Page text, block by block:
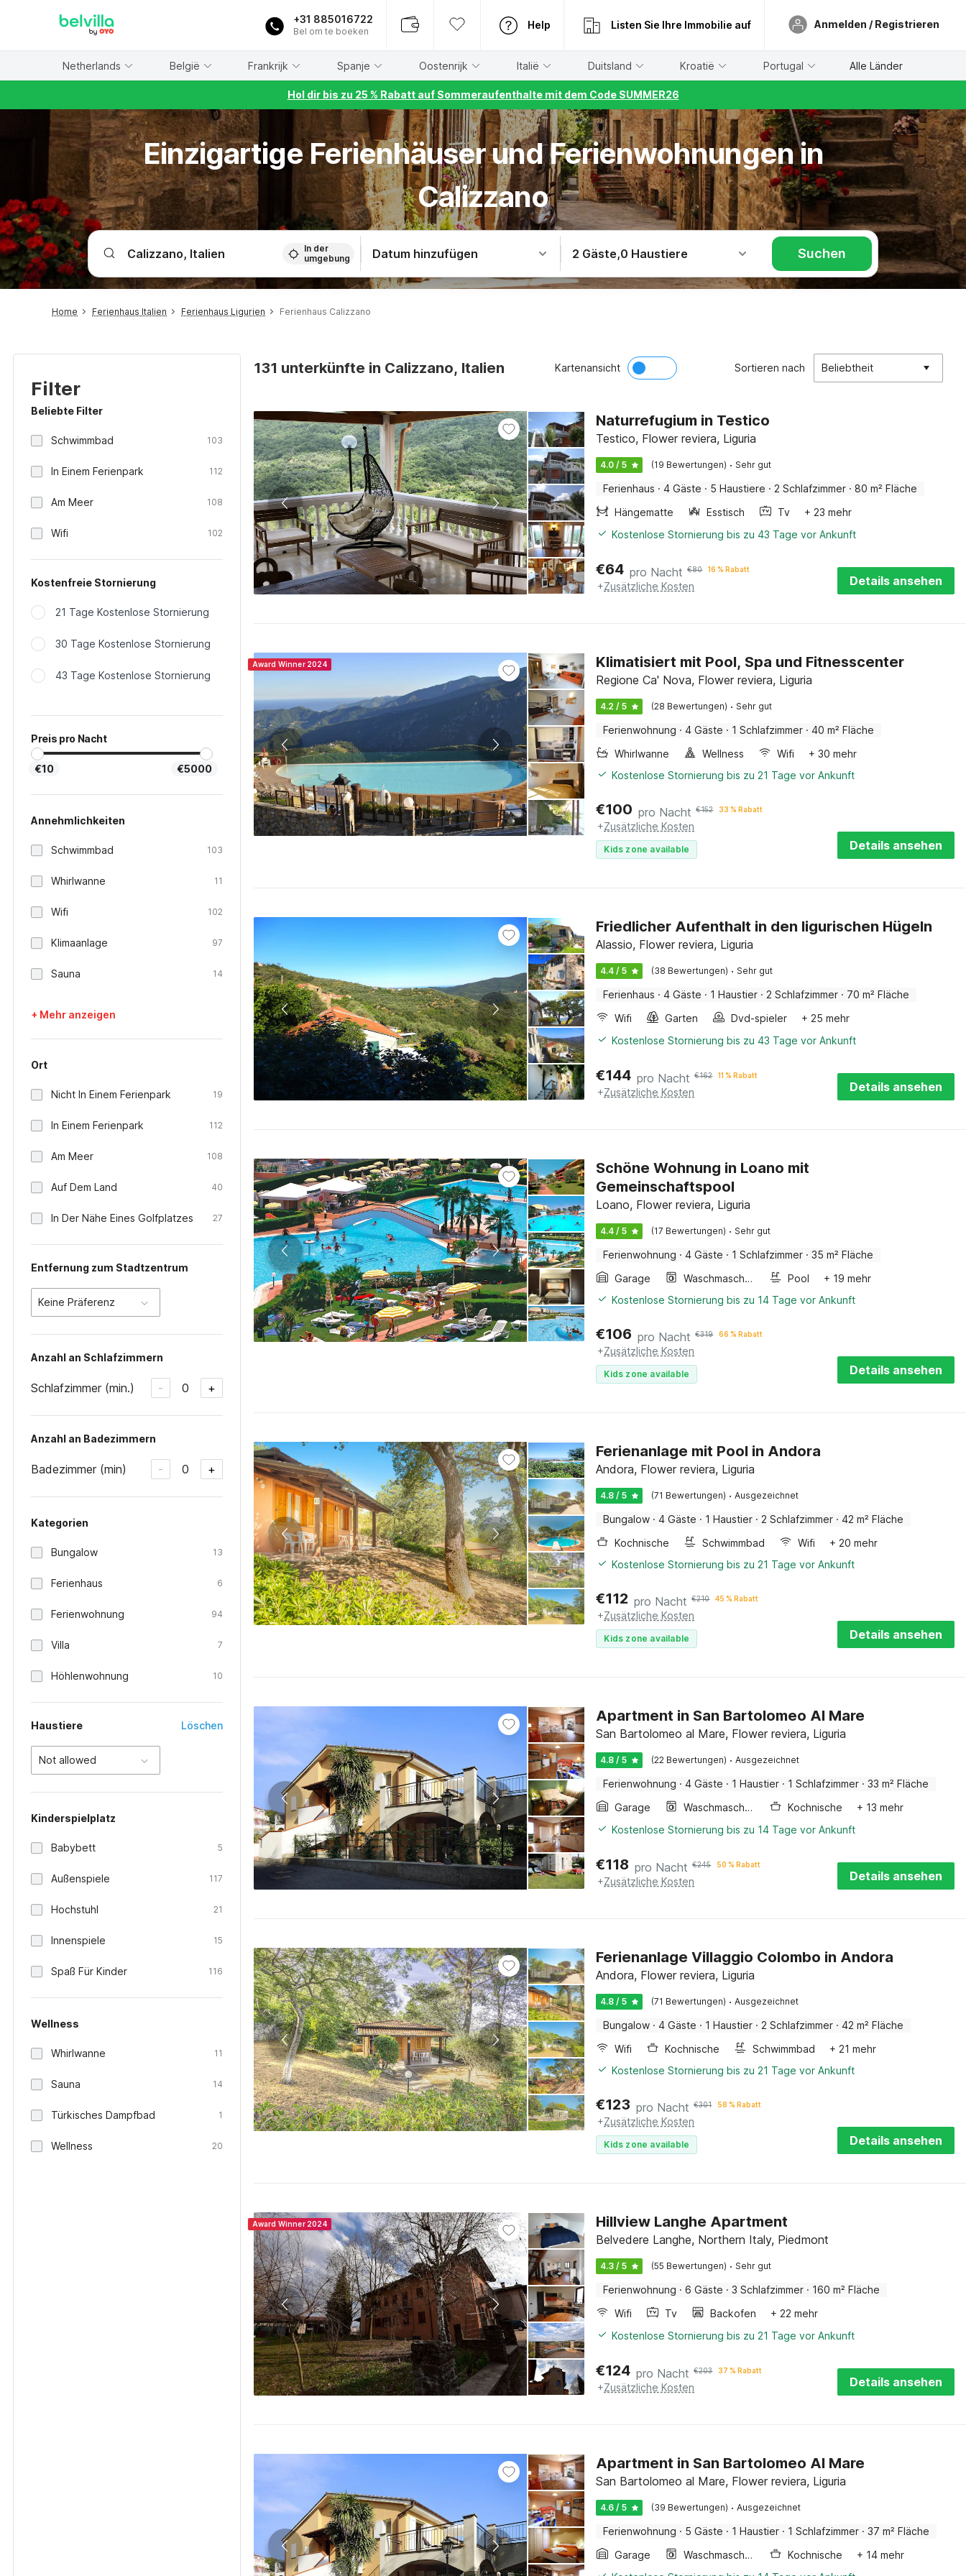
+31 885016722
Bel om te boeken
Help Listen Sie Ihre Immobilie auf Anmelden / Registrieren
Netherlands België Frankrijk Spanje Oostenrijk Italië Duitsland Kroatië Portugal Alle Länder
Hol dir bis zu 25 % Rabatt auf Sommeraufenthalte mit dem Code SUMMER26
Einzigartige Ferienhäuser und Ferienwohnungen in
Calizzano
In der
umgebung
Datum hinzufügen 2 Gäste,0 Haustiere Suchen
Home Ferienhaus Italien Ferienhaus Ligurien Ferienhaus Calizzano
Filter
Beliebte Filter
Schwimmbad 103
In Einem Ferienpark 112
Am Meer 108
Wifi 102
Kostenfreie Stornierung
21 Tage Kostenlose Stornierung
30 Tage Kostenlose Stornierung
43 Tage Kostenlose Stornierung
Preis pro Nacht
€10 €5000
Annehmlichkeiten
Schwimmbad 103
Whirlwanne 11
Wifi 102
Klimaanlage 97
Sauna 14
+ Mehr anzeigen
Ort
Nicht In Einem Ferienpark 19
In Einem Ferienpark 112
Am Meer 108
Auf Dem Land 40
In Der Nähe Eines Golfplatzes 27
Entfernung zum Stadtzentrum
Keine Präferenz
Anzahl an Schlafzimmern
Schlafzimmer (min.) - 0 +
Anzahl an Badezimmern
Badezimmer (min) - 0 +
Kategorien
Bungalow 13
Ferienhaus 6
Ferienwohnung 94
Villa 7
Höhlenwohnung 10
Haustiere Löschen
Not allowed
Kinderspielplatz
Babybett 5
Außenspiele 117
Hochstuhl 21
Innenspiele 15
Spaß Für Kinder 116
Wellness
Whirlwanne 11
Sauna 14
Türkisches Dampfbad 1
Wellness 20
131 unterkünfte in Calizzano, Italien Kartenansicht Sortieren nach Beliebtheit
Naturrefugium in Testico
Testico, Flower reviera, Liguria
4.0 / 5 (19 Bewertungen) · Sehr gut
Ferienhaus · 4 Gäste · 5 Haustiere · 2 Schlafzimmer · 80 m² Fläche
Hängematte
Esstisch Tv
+ 23 mehr
Kostenlose Stornierung bis zu 43 Tage vor Ankunft
€64 pro Nacht €80 16 % Rabatt
+Zusätzliche Kosten Details ansehen
Award Winner 2024 Klimatisiert mit Pool, Spa und Fitnesscenter
Regione Ca' Nova, Flower reviera, Liguria
4.2 / 5 (28 Bewertungen) · Sehr gut
Ferienwohnung · 4 Gäste · 1 Schlafzimmer · 40 m² Fläche
Whirlwanne
Wellness Wifi
+ 30 mehr
Kostenlose Stornierung bis zu 21 Tage vor Ankunft
€100 pro Nacht €152 33 % Rabatt
+Zusätzliche Kosten
Kids zone available Details ansehen
Friedlicher Aufenthalt in den ligurischen Hügeln
Alassio, Flower reviera, Liguria
4.4 / 5 (38 Bewertungen) · Sehr gut
Ferienhaus · 4 Gäste · 1 Haustier · 2 Schlafzimmer · 70 m² Fläche
Wifi
Garten Dvd-spieler
+ 25 mehr
Kostenlose Stornierung bis zu 43 Tage vor Ankunft
€144 pro Nacht €162 11 % Rabatt
+Zusätzliche Kosten Details ansehen
Schöne Wohnung in Loano mit
Gemeinschaftspool
Loano, Flower reviera, Liguria
4.4 / 5 (17 Bewertungen) · Sehr gut
Ferienwohnung · 4 Gäste · 1 Schlafzimmer · 35 m² Fläche
Garage
Waschmaschine Pool
+ 19 mehr
Kostenlose Stornierung bis zu 14 Tage vor Ankunft
€106 pro Nacht €319 66 % Rabatt
+Zusätzliche Kosten
Kids zone available Details ansehen
Ferienanlage mit Pool in Andora
Andora, Flower reviera, Liguria
4.8 / 5 (71 Bewertungen) · Ausgezeichnet
Bungalow · 4 Gäste · 1 Haustier · 2 Schlafzimmer · 42 m² Fläche
Kochnische
Schwimmbad Wifi
+ 20 mehr
Kostenlose Stornierung bis zu 21 Tage vor Ankunft
€112 pro Nacht €210 45 % Rabatt
+Zusätzliche Kosten
Kids zone available Details ansehen
Apartment in San Bartolomeo Al Mare
San Bartolomeo al Mare, Flower reviera, Liguria
4.8 / 5 (22 Bewertungen) · Ausgezeichnet
Ferienwohnung · 4 Gäste · 1 Haustier · 1 Schlafzimmer · 33 m² Fläche
Garage
Waschmaschine Kochnische
+ 13 mehr
Kostenlose Stornierung bis zu 14 Tage vor Ankunft
€118 pro Nacht €245 50 % Rabatt
+Zusätzliche Kosten Details ansehen
Ferienanlage Villaggio Colombo in Andora
Andora, Flower reviera, Liguria
4.8 / 5 (71 Bewertungen) · Ausgezeichnet
Bungalow · 4 Gäste · 1 Haustier · 2 Schlafzimmer · 42 m² Fläche
Wifi
Kochnische Schwimmbad
+ 21 mehr
Kostenlose Stornierung bis zu 21 Tage vor Ankunft
€123 pro Nacht €301 58 % Rabatt
+Zusätzliche Kosten
Kids zone available Details ansehen
Award Winner 2024 Hillview Langhe Apartment
Belvedere Langhe, Northern Italy, Piedmont
4.3 / 5 (55 Bewertungen) · Sehr gut
Ferienwohnung · 6 Gäste · 3 Schlafzimmer · 160 m² Fläche
Wifi
Tv Backofen
+ 22 mehr
Kostenlose Stornierung bis zu 21 Tage vor Ankunft
€124 pro Nacht €203 37 % Rabatt
+Zusätzliche Kosten Details ansehen
Apartment in San Bartolomeo Al Mare
San Bartolomeo al Mare, Flower reviera, Liguria
4.6 / 5 (39 Bewertungen) · Ausgezeichnet
Ferienwohnung · 5 Gäste · 1 Haustier · 1 Schlafzimmer · 37 m² Fläche
Garage
Waschmaschine Kochnische
+ 14 mehr